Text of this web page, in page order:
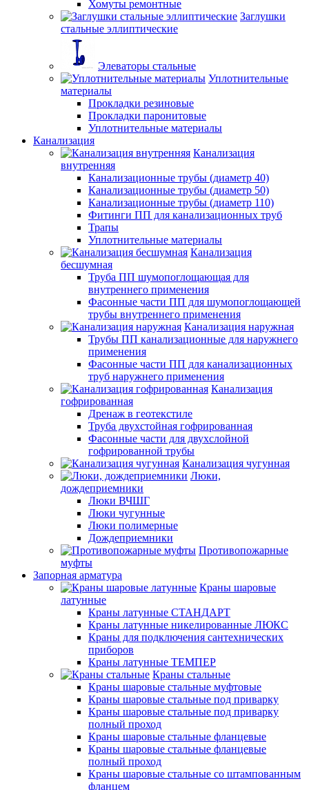
Хомуты ремонтные
Заглушки
стальные эллиптические
Элеваторы стальные
Уплотнительные
материалы
Прокладки резиновые
Прокладки паронитовые
Уплотнительные материалы
Канализация
Канализация
внутренняя
Канализационные трубы (диаметр 40)
Канализационные трубы (диаметр 50)
Канализационные трубы (диаметр 110)
Фитинги ПП для канализационных труб
Трапы
Уплотнительные материалы
Канализация
бесшумная
Труба ПП шумопоглощающая для
внутреннего применения
Фасонные части ПП для шумопоглощающей
трубы внутреннего применения
Канализация наружная
Трубы ПП канализационные для наружнего
применения
Фасонные части ПП для канализационных
труб наружнего применения
Канализация
гофрированная
Дренаж в геотекстиле
Труба двухстойная гофрированная
Фасонные части для двухслойной
гофрированной трубы
Канализация чугунная
Люки,
дождеприемники
Люки ВЧШГ
Люки чугунные
Люки полимерные
Дождеприемники
Противопожарные
муфты
Запорная арматура
Краны шаровые
латунные
Краны латунные СТАНДАРТ
Краны латунные никелированные ЛЮКС
Краны для подключения сантехнических
приборов
Краны латунные ТЕМПЕР
Краны стальные
Краны шаровые стальные муфтовые
Краны шаровые стальные под приварку
Краны шаровые стальные под приварку
полный проход
Краны шаровые стальные фланцевые
Краны шаровые стальные фланцевые
полный проход
Краны шаровые стальные со штампованным
фланцем